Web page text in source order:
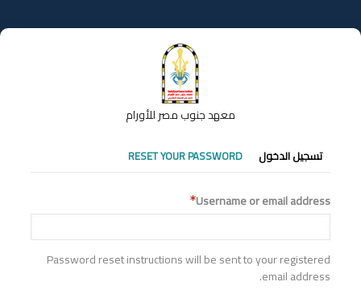
إلى
المحتوى
معهد جنوب مصر للأورام
التبويبات
الأساسية
تسجيل الدخول RESET YOUR PASSWORD
Username or email address
Password reset instructions will be sent to your registered
email address.